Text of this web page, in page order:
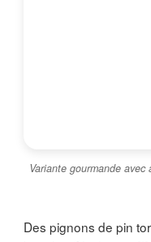
Variante gourmande
Des pignons de pin